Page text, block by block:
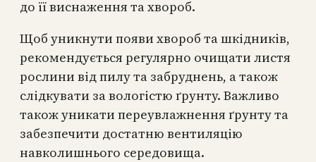
до її виснаження та хвороб.
Щоб уникнути появи хвороб та шкідників,
рекомендується регулярно очищати листя
рослини від пилу та забруднень, а також
слідкувати за вологістю ґрунту. Важливо
також уникати переувлажнення ґрунту та
забезпечити достатню вентиляцію
навколишнього середовища.